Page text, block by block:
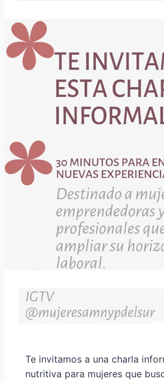
Te invitamos a una charla
nutritiva para mujeres que